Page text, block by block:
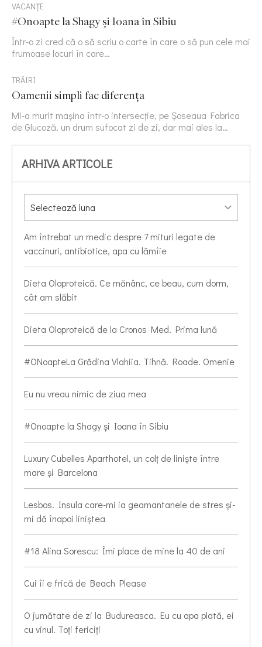
VACANȚE
#Onoapte la Shagy și Ioana în Sibiu
Într-o zi cred că o să scriu o carte în care o să pun cele mai
frumoase locuri în care…
TRĂIRI
Oamenii simpli fac diferența
Mi-a murit mașina într-o intersecție, pe Șoseaua Fabrica
de Glucoză, un drum sufocat zi de zi, dar mai ales la…
ARHIVA ARTICOLE
Am întrebat un medic despre 7 mituri legate de
vaccinuri, antibiotice, apa cu lămîie
Dieta Oloproteică. Ce mănânc, ce beau, cum dorm,
cât am slăbit
Dieta Oloproteică de la Cronos Med. Prima lună
#ONoapteLa Grădina Vlahiia. Tihnă. Roade. Omenie
Eu nu vreau nimic de ziua mea
#Onoapte la Shagy și Ioana în Sibiu
Luxury Cubelles Aparthotel, un colț de liniște între
mare și Barcelona
Lesbos. Insula care-mi ia geamantanele de stres și-
mi dă înapoi liniștea
#18 Alina Sorescu: Îmi place de mine la 40 de ani
Cui îi e frică de Beach Please
O jumătate de zi la Budureasca. Eu cu apa plată, ei
cu vinul. Toți fericiți